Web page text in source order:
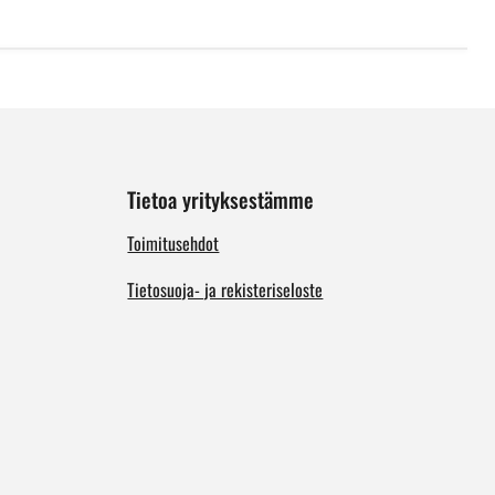
Tietoa yrityksestämme
Toimitusehdot
Tietosuoja- ja rekisteriseloste